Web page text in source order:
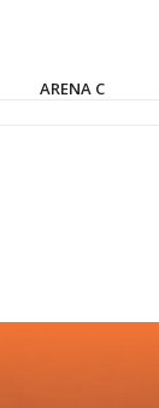
ARENA C